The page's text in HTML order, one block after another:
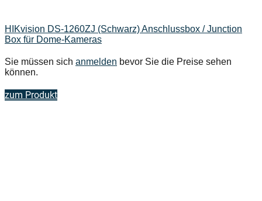
HIKvision DS-1260ZJ (Schwarz) Anschlussbox / Junction
Box für Dome-Kameras
Sie müssen sich anmelden bevor Sie die Preise sehen
können.
zum Produkt